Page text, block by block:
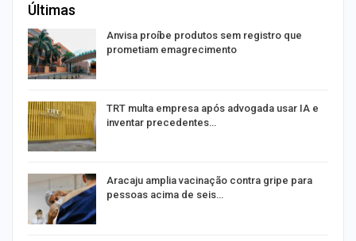
Últimas
Anvisa proíbe produtos sem registro que
prometiam emagrecimento
TRT multa empresa após advogada usar IA e
inventar precedentes…
Aracaju amplia vacinação contra gripe para
pessoas acima de seis…